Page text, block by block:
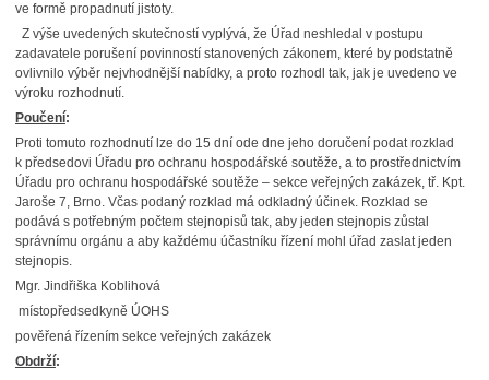
ve formě propadnutí jistoty.
Z výše uvedených skutečností vyplývá, že Úřad neshledal v postupu
zadavatele porušení povinností stanovených zákonem, které by podstatně
ovlivnilo výběr nejvhodnější nabídky, a proto rozhodl tak, jak je uvedeno ve
výroku rozhodnutí.
Poučení:
Proti tomuto rozhodnutí lze do 15 dní ode dne jeho doručení podat rozklad
k předsedovi Úřadu pro ochranu hospodářské soutěže, a to prostřednictvím
Úřadu pro ochranu hospodářské soutěže – sekce veřejných zakázek, tř. Kpt.
Jaroše 7, Brno. Včas podaný rozklad má odkladný účinek. Rozklad se
podává s potřebným počtem stejnopisů tak, aby jeden stejnopis zůstal
správnímu orgánu a aby každému účastníku řízení mohl úřad zaslat jeden
stejnopis.
Mgr. Jindřiška Koblihová
místopředsedkyně ÚOHS
pověřená řízením sekce veřejných zakázek
Obdrží: